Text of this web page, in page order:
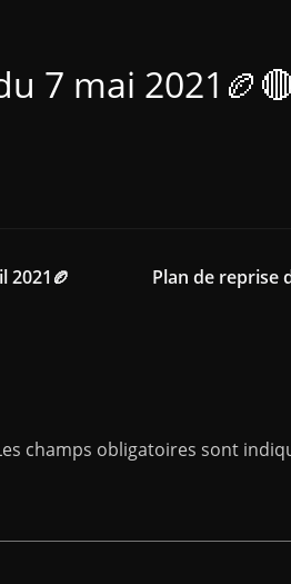
7 mai
2021🏉
Plan de reprise
champs obligatoires sont